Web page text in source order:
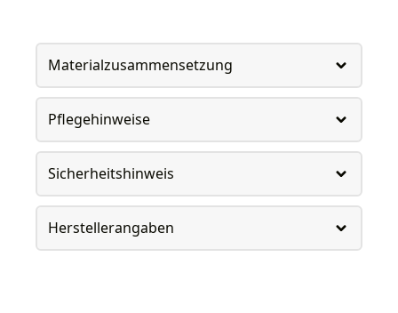
Materialzusammensetzung
Pflegehinweise
Sicherheitshinweis
Herstellerangaben